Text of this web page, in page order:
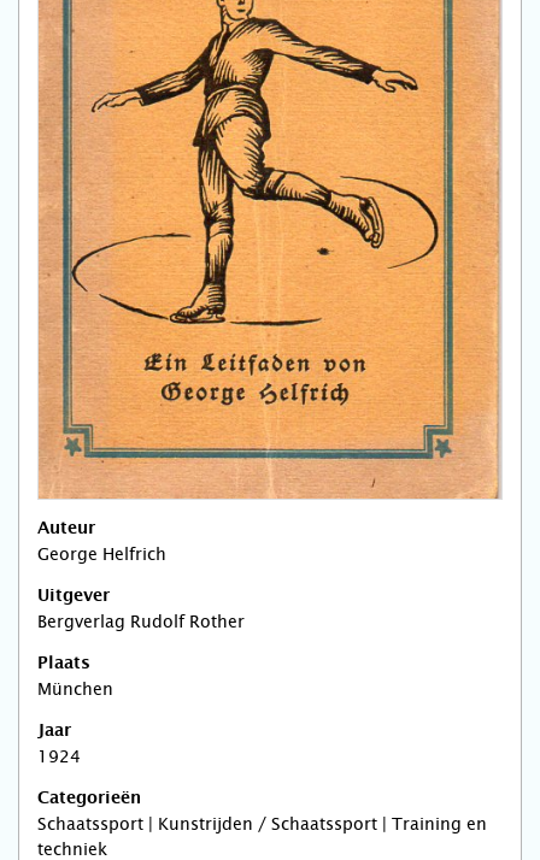
Auteur
George Helfrich
Uitgever
Bergverlag Rudolf Rother
Plaats
München
Jaar
1924
Categorieën
Schaatssport | Kunstrijden / Schaatssport | Training en
techniek